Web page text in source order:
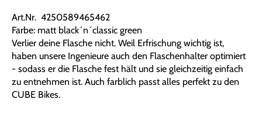
Art.Nr. 4250589465462
Farbe: matt black´n´classic green
Verlier deine Flasche nicht. Weil Erfrischung wichtig ist,
haben unsere Ingenieure auch den Flaschenhalter optimiert
- sodass er die Flasche fest hält und sie gleichzeitig einfach
zu entnehmen ist. Auch farblich passt alles perfekt zu den
CUBE Bikes.